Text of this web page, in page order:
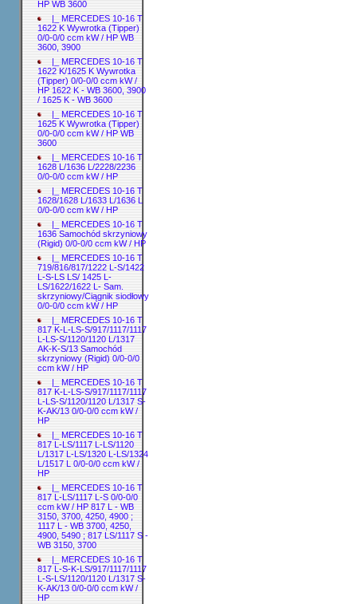
HP WB 3600
|_ MERCEDES 10-16 T
1622 K Wywrotka (Tipper)
0/0-0/0 ccm kW / HP WB
3600, 3900
|_ MERCEDES 10-16 T
1622 K/1625 K Wywrotka
(Tipper) 0/0-0/0 ccm kW /
HP 1622 K - WB 3600, 3900
/ 1625 K - WB 3600
|_ MERCEDES 10-16 T
1625 K Wywrotka (Tipper)
0/0-0/0 ccm kW / HP WB
3600
|_ MERCEDES 10-16 T
1628 L/1636 L/2228/2236
0/0-0/0 ccm kW / HP
|_ MERCEDES 10-16 T
1628/1628 L/1633 L/1636 L
0/0-0/0 ccm kW / HP
|_ MERCEDES 10-16 T
1636 Samochód skrzyniowy
(Rigid) 0/0-0/0 ccm kW / HP
|_ MERCEDES 10-16 T
719/816/817/1222 L-S/1422
L-S-LS LS/ 1425 L-
LS/1622/1622 L- Sam.
skrzyniowy/Ciągnik siodłowy
0/0-0/0 ccm kW / HP
|_ MERCEDES 10-16 T
817 K-L-LS-S/917/1117/1117
L-LS-S/1120/1120 L/1317
AK-K-S/13 Samochód
skrzyniowy (Rigid) 0/0-0/0
ccm kW / HP
|_ MERCEDES 10-16 T
817 K-L-LS-S/917/1117/1117
L-LS-S/1120/1120 L/1317 S-
K-AK/13 0/0-0/0 ccm kW /
HP
|_ MERCEDES 10-16 T
817 L-LS/1117 L-LS/1120
L/1317 L-LS/1320 L-LS/1324
L/1517 L 0/0-0/0 ccm kW /
HP
|_ MERCEDES 10-16 T
817 L-LS/1117 L-S 0/0-0/0
ccm kW / HP 817 L - WB
3150, 3700, 4250, 4900 ;
1117 L - WB 3700, 4250,
4900, 5490 ; 817 LS/1117 S -
WB 3150, 3700
|_ MERCEDES 10-16 T
817 L-S-K-LS/917/1117/1117
L-S-LS/1120/1120 L/1317 S-
K-AK/13 0/0-0/0 ccm kW /
HP